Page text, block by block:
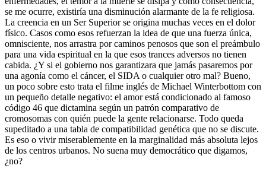
se me ocurre, existiría una disminución alarmante de la fe religiosa.
La creencia en un Ser Superior se origina muchas veces en el dolor
físico. Casos como esos refuerzan la idea de que una fuerza única,
omnisciente, nos arrastra por caminos penosos que son el preámbulo
para una vida espiritual en la que esos trances adversos no tienen
cabida. ¿Y si el gobierno nos garantizara que jamás pasaremos por
una agonía como el cáncer, el SIDA o cualquier otro mal? Bueno,
un poco sobre esto trata el filme inglés de Michael Winterbottom con
un pequeño detalle negativo: el amor está condicionado al famoso
código 46 que dictamina según un patrón comparativo de
cromosomas con quién puede la gente relacionarse. Todo queda
supeditado a una tabla de compatibilidad genética que no se discute.
Es eso o vivir miserablemente en la marginalidad más absoluta lejos
de los centros urbanos. No suena muy democrático que digamos,
¿no?